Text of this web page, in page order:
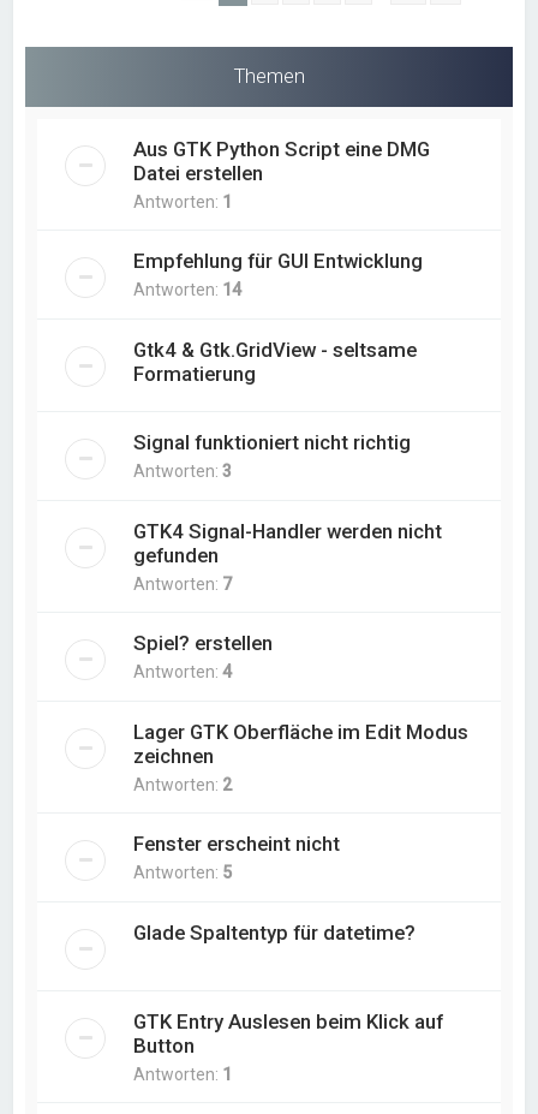
Themen
Aus GTK Python Script eine DMG
Datei erstellen
Antworten: 1
Empfehlung für GUI Entwicklung
Antworten: 14
Gtk4 & Gtk.GridView - seltsame
Formatierung
Signal funktioniert nicht richtig
Antworten:3
GTK4 Signal-Handler werden nicht
gefunden
Antworten: 7
Spiel? erstellen
Antworten:4
Lager GTK Oberfläche im Edit Modus
zeichnen
Antworten: 2
Fenster erscheint nicht
Antworten: 5
Glade Spaltentyp für datetime?
GTK Entry Auslesen beim Klick auf
Button
Antworten: 1